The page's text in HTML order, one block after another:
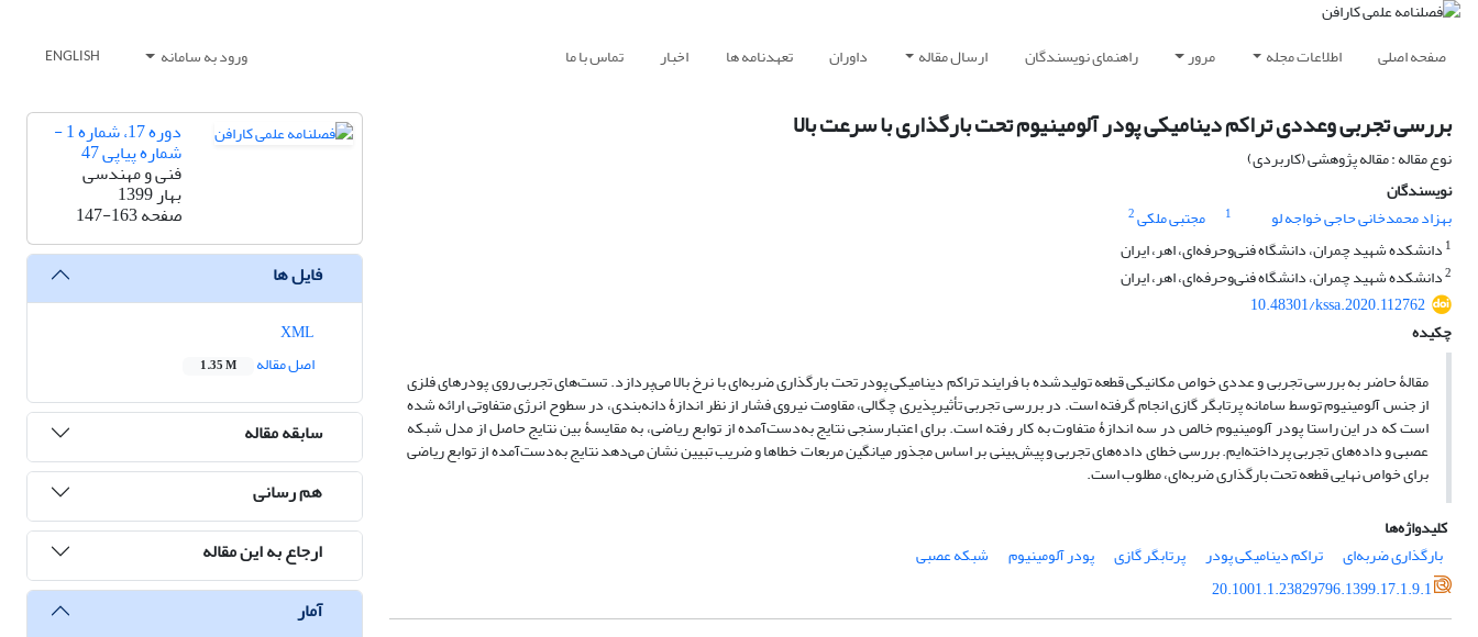
صفحه اصلی اطلاعات مجله مرور راهنمای نویسندگان ارسال مقاله داوران تعهدنامه ها اخبار تماس با ما ورود به سامانه ENGLISH
بررسی تجربی وعددی تراکم دینامیکی پودر آلومینیوم تحت بارگذاری با سرعت بالا
نوع مقاله : مقاله پژوهشی (کاربردی)
نویسندگان
بهزاد محمدخانی حاجی خواجه لو
1 مجتبی ملکی2
1 دانشکده شهید چمران، دانشگاه فنی‌وحرفه‌ای، اهر، ایران
2دانشکده شهید چمران، دانشگاه فنی‌و‌حرفه‌ای، اهر، ایران
10.48301/kssa.2020.112762
چکیده
مقالۀ حاضر به بررسی تجربی و عددی خواص مکانیکی قطعه تولیدشده با فرایند تراکم دینامیکی پودر تحت بارگذاری ضربه‌ای با نرخ بالا می‌پردازد. تست‌های تجربی روی پودرهای فلزی
از جنس آلومینیوم توسط سامانه پرتابگر گازی انجام گرفته است. در بررسی تجربی تأثیرپذیری چگالی، مقاومت نیروی فشار از نظر اندازۀ دانه‌بندی، در سطوح انرژی متفاوتی ارائه شده
است که در این راستا پودر آلومینیوم خالص در سه اندازۀ متفاوت به کار رفته است. برای اعتبارسنجی نتایج به‌دست‌آمده از توابع ریاضی، به مقایسۀ بین نتایج حاصل از مدل شبکه
عصبی و داده‌های تجربی پرداخته‌ایم. بررسی خطای داده‌های تجربی و پیش‌بینی بر اساس مجذور میانگین مربعات خطاها و ضریب تبیین نشان می‌دهد نتایج به‌دست‌آمده از توابع ریاضی
برای خواص نهایی قطعه تحت بارگذاری ضربه‌ای، مطلوب است.
کلیدواژه‌ها
بارگذاری ضربه‌ای
تراکم دینامیکی پودر پرتابگر گازی پودر آلومینیوم
شبکه عصبی
20.1001.1.23829796.1399.17.1.9.1
دوره 17، شماره 1 -
شماره پیاپی 47
فنی و مهندسی
بهار 1399
صفحه147-163
فایل ها
اصل مقاله
1.35 M
سابقه مقاله
هم رسانی
ارجاع به این مقاله
آمار